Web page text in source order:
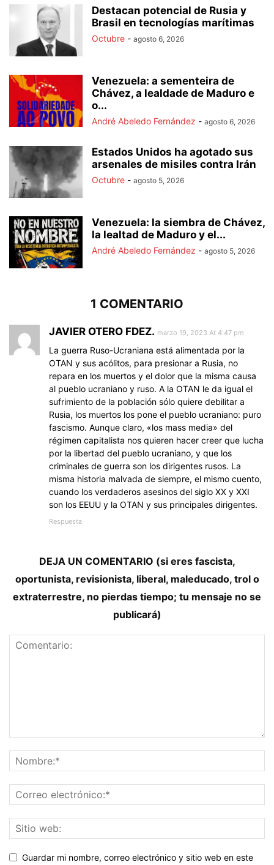
Destacan potencial de Rusia y
Brasil en tecnologías marítimas
Octubre - agosto 6, 2026
Venezuela: a sementeira de
Chávez, a lealdade de Maduro e
o...
André Abeledo Fernández - agosto 6, 2026
Estados Unidos ha agotado sus
arsenales de misiles contra Irán
Octubre - agosto 5, 2026
Venezuela: la siembra de Chávez,
la lealtad de Maduro y el...
André Abeledo Fernández - agosto 5, 2026
1 COMENTARIO
JAVIER OTERO FDEZ. marzo 19, 2023 At 4:47 pm
La guerra Ruso-Ucraniana está alimentada por la
OTAN y sus acólitos, para presionar a Rusia, no
repara en los muertos y el dolor que la misma causa
al pueblo ucraniano y ruso. A la OTAN le da igual el
sufrimiento de la población sólo quiere debilitar a
Rusia, los muertos los pone el pueblo ucraniano: puro
fascismo. Aunque claro, «los mass media» del
régimen capitalista nos quieren hacer creer que lucha
por la libertad del pueblo ucraniano, y que los
criminales de guerra son los dirigentes rusos. La
misma historia malvada de siempre, el mismo cuento,
cuando los verdaderos asesinos del siglo XX y XXI
son los EEUU y la OTAN y sus principales dirigentes.
Respuesta
DEJA UN COMENTARIO (si eres fascista,
oportunista, revisionista, liberal, maleducado, trol o
extraterrestre, no pierdas tiempo; tu mensaje no se
publicará)
Guardar mi nombre, correo electrónico y sitio web en este